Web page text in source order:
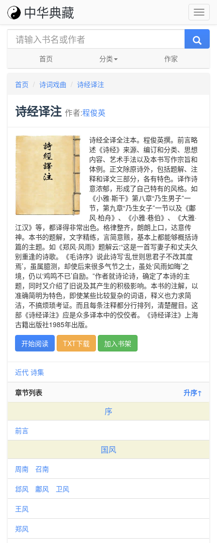
中华典藏
首页 分类 作家
首页 诗词戏曲 诗经译注
诗经译注 作者:程俊英
诗经全译全注本。程俊英撰。前言略
述《诗经》来源、编订和分类、思想
内容、艺术手法以及本书写作宗旨和
体例。正文除原诗外，包括题解、注
释和译文三部分，各有特色。译作诗
意浓郁，形成了自己特有的风格。如
《小雅·斯干》第八章“乃生男子”一
节，第九章“乃生女子”一节以及《鄘
风·柏舟》、《小雅·巷伯》、《大雅·
江汉》等，都译得非常出色。格律整齐，朗朗上口，达意传
神。本书的题解，文字精练，言简意赅，基本上都能够概括诗
篇的主题。如《郑风·风雨》题解云:“这是一首写妻子和丈夫久
别重逢的诗歌。《毛诗序》说此诗写‘乱世则思君子不改其度
焉’，虽属臆测，却使后来很多气节之士，虽处‘风雨如晦’之
境，仍以‘鸡鸣不已’自励。”作者就诗论诗，确定了本诗的主
题，同时又介绍了旧说及其产生的积极影响。本书的注解，以
准确简明为特色，即使某些比较复杂的词语，释义也力求简
洁，不搞烦琐考证。而且每条注释都分行排列，清楚醒目。这
部《诗经译注》应是众多译本中的佼佼者。《诗经译注》上海
古籍出版社1985年出版。
开始阅读
TXT下载 加入书架
近代 诗集
章节列表 升序↑
序
前言
国风
周南 召南
邶风 鄘风 卫风
王风
郑风